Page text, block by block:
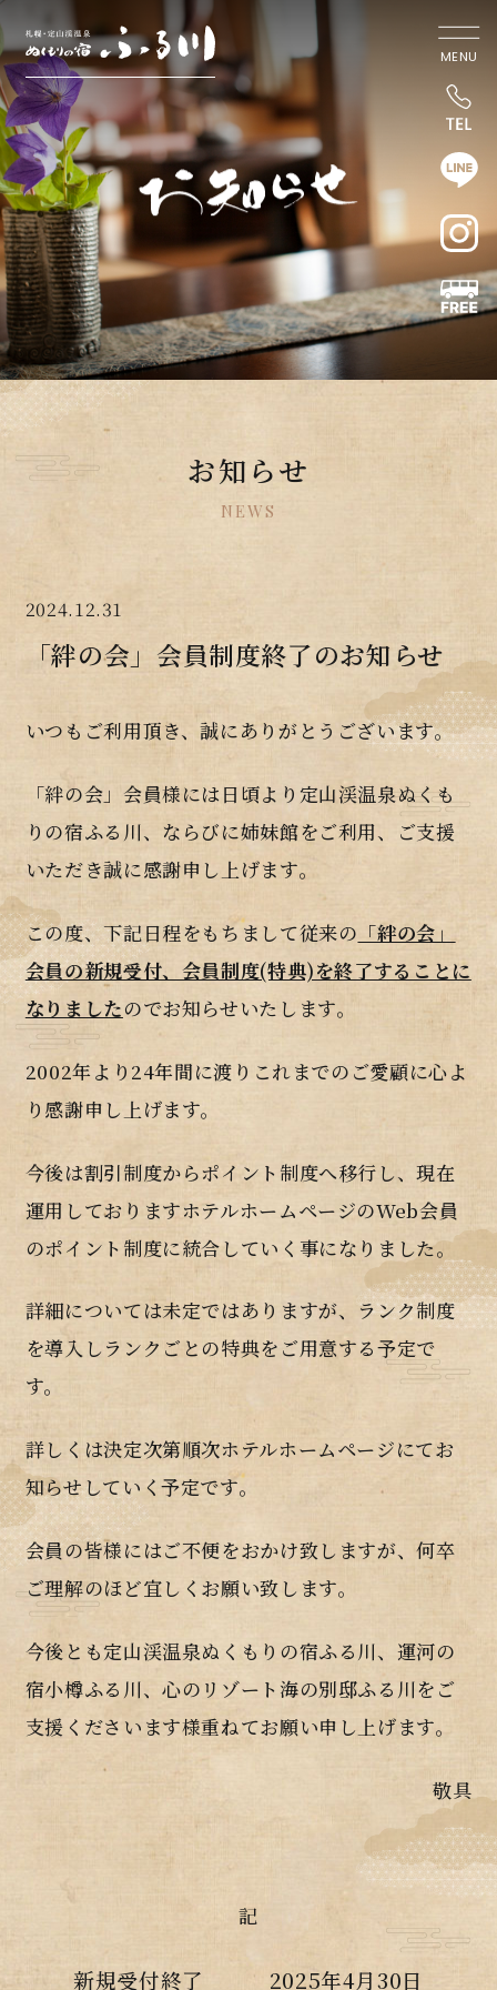
MENU
お知らせ
NEWS
2024.12.31
「絆の会」会員制度終了のお知らせ
いつもご利用頂き、誠にありがとうございます。
「絆の会」会員様には日頃より定山渓温泉ぬくも
りの宿ふる川、ならびに姉妹館をご利用、ご支援
いただき誠に感謝申し上げます。
この度、下記日程をもちまして従来の 「絆の会」
会員の新規受付、会員制度(特典)を終了することに
なりましたのでお知らせいたします。
2002年より24年間に渡りこれまでのご愛顧に心よ
り感謝申し上げます。
今後は割引制度からポイント制度へ移行し、現在
運用しておりますホテルホームページのWeb会員
のポイント制度に統合していく事になりました。
詳細については未定ではありますが、ランク制度
を導入しランクごとの特典をご用意する予定で
す。
詳しくは決定次第順次ホテルホームページにてお
知らせしていく予定です。
会員の皆様にはご不便をおかけ致しますが、何卒
ご理解のほど宜しくお願い致します。
今後とも定山渓温泉ぬくもりの宿ふる川、運河の
宿小樽ふる川、心のリゾート海の別邸ふる川をご
支援くださいます様重ねてお願い申し上げます。
敬具
記
新規受付終了 2025年4月30日